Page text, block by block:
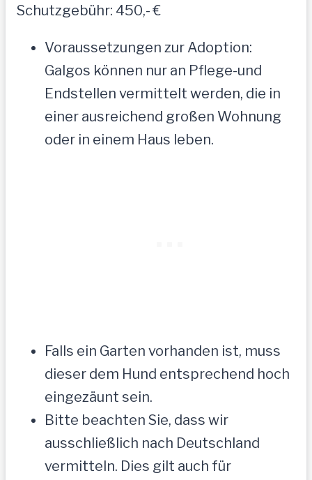
Schutzgebühr: 450,- €
Voraussetzungen zur Adoption:
Galgos können nur an Pflege-und
Endstellen vermittelt werden, die in
einer ausreichend großen Wohnung
oder in einem Haus leben.
Falls ein Garten vorhanden ist, muss
dieser dem Hund entsprechend hoch
eingezäunt sein.
Bitte beachten Sie, dass wir
ausschließlich nach Deutschland
vermitteln. Dies gilt auch für